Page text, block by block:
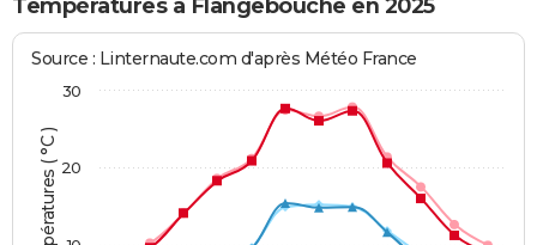
Températures à Flangebouche en 2025
Températures ( °C )
Source : Linternaute.com d'après Météo France
20
30